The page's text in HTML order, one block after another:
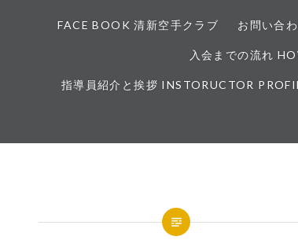
FACE BOOK 清新空手クラブ お問い合
入会までの流れ
指導員紹介と挨拶 INSTORUCTOR